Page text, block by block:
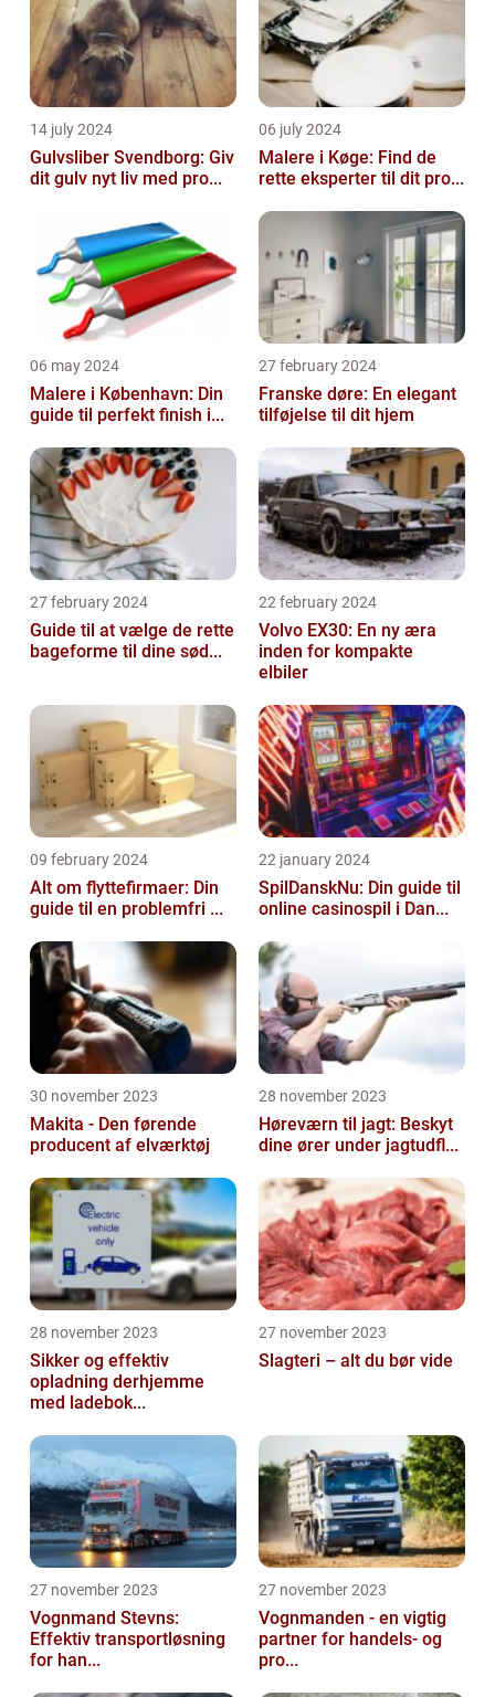
14 july 2024
Gulvsliber Svendborg: Giv
dit gulv nyt liv med pro...
06 july 2024
Malere i Køge: Find de
rette eksperter til dit pro...
06 may 2024
Malere i København: Din
guide til perfekt finish i...
27 february 2024
Franske døre: En elegant
tilføjelse til dit hjem
27 february 2024
Guide til at vælge de rette
bageforme til dine sød...
22 february 2024
Volvo EX30: En ny æra
inden for kompakte
elbiler
09 february 2024
Alt om flyttefirmaer: Din
guide til en problemfri ...
22 january 2024
SpilDanskNu: Din guide til
online casinospil i Dan...
30 november 2023
Makita - Den førende
producent af elværktøj
28 november 2023
Høreværn til jagt: Beskyt
dine ører under jagtudfl...
28 november 2023
Sikker og effektiv
opladning derhjemme
med ladebok...
27 november 2023
Slagteri – alt du bør vide
27 november 2023
Vognmand Stevns:
Effektiv transportløsning
for han...
27 november 2023
Vognmanden - en vigtig
partner for handels- og
pro...